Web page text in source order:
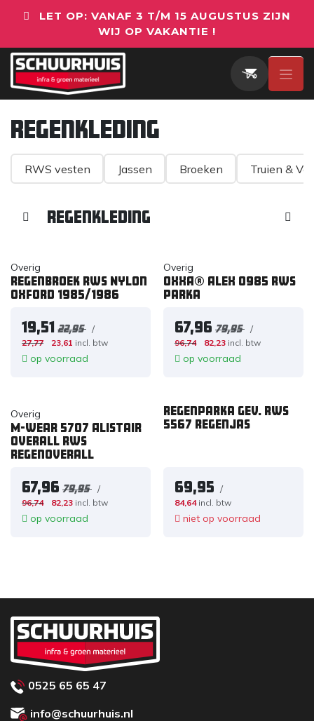
LET OP: VANAF 3 T/M 15 AUGUSTUS ZIJN
WIJ OP VAKANTIE !
Regenkleding
RWS vesten Jassen Broeken Truien &
Regenkleding
Overig
Regenbroek RWS Nylon
oxford 1985/1986
19,51 22,95 /
27,77 23,61 incl. btw
op voorraad
Overig
OXXA® Alex 0985 RWS
parka
67,96 79,95 /
96,74 82,23 incl. btw
op voorraad
Overig
M-Wear 5707 Alistair
overall RWS
regenoverall
67,96 79,95 /
96,74 82,23 incl. btw
op voorraad
Regenparka gev. RWS
5567 regenjas
69,95 /
84,64 incl. btw
niet op voorraad
0525 65 65 47
info@schuurhuis.nl